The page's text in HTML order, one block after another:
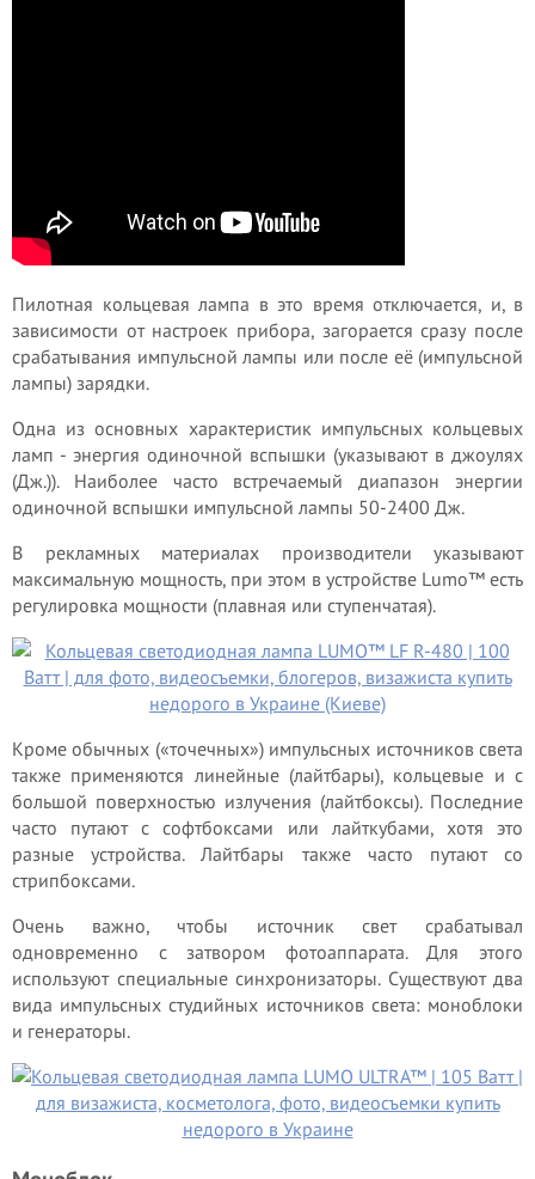
Пилотная кольцевая лампа в это время отключается, и, в
зависимости от настроек прибора, загорается сразу после
срабатывания импульсной лампы или после её (импульсной
лампы) зарядки.
Одна из основных характеристик импульсных кольцевых
ламп - энергия одиночной вспышки (указывают в джоулях
(Дж.)). Наиболее часто встречаемый диапазон энергии
одиночной вспышки импульсной лампы 50-2400 Дж.
В рекламных материалах производители указывают
максимальную мощность, при этом в устройстве Lumo™ есть
регулировка мощности (плавная или ступенчатая).
Кроме обычных («точечных») импульсных источников света
также применяются линейные (лайтбары), кольцевые и с
большой поверхностью излучения (лайтбоксы). Последние
часто путают с софтбоксами или лайткубами, хотя это
разные устройства. Лайтбары также часто путают со
стрипбоксами.
Очень важно, чтобы источник свет срабатывал
одновременно с затвором фотоаппарата. Для этого
используют специальные синхронизаторы. Существуют два
вида импульсных студийных источников света: моноблоки
и генераторы.